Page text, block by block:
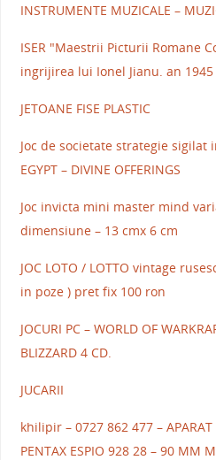
INSTRUMENTE MUZICALE –
ISER "Maestrii Picturii Romane
ingrijirea lui Ionel Jianu. an 1945
JETOANE FISE PLASTIC
Joc de societate strategie sigilat
EGYPT – DIVINE OFFERINGS
Joc invicta mini master mind
dimensiune – 13 cmx 6 cm
JOC LOTO / LOTTO vintage
in poze ) pret fix 100 ron
JOCURI PC – WORLD OF
BLIZZARD 4 CD.
JUCARII
khilipir – 0727 862 477 – APARAT
PENTAX ESPIO 928 28 – 90 MM